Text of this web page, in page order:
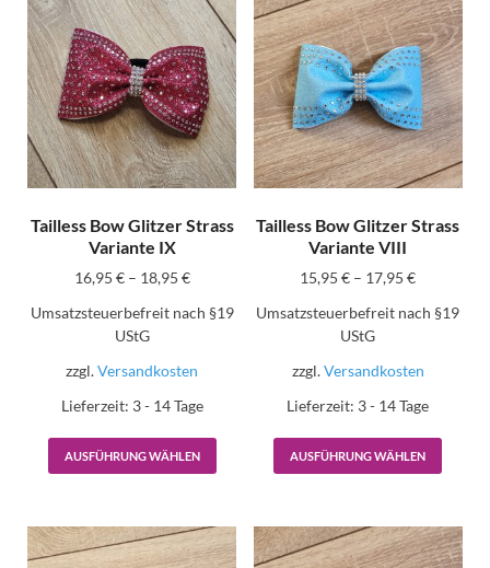
Tailless Bow Glitzer Strass
Variante IX
16,95 €– 18,95 €
Umsatzsteuerbefreit nach §19
UStG
zzgl.Versandkosten
Lieferzeit: 3 - 14 Tage
AUSFÜHRUNG WÄHLEN
Tailless Bow Glitzer Strass
Variante VIII
15,95€ – 17,95€
Umsatzsteuerbefreit nach §19
UStG
zzgl.Versandkosten
Lieferzeit: 3 - 14 Tage
AUSFÜHRUNG WÄHLEN